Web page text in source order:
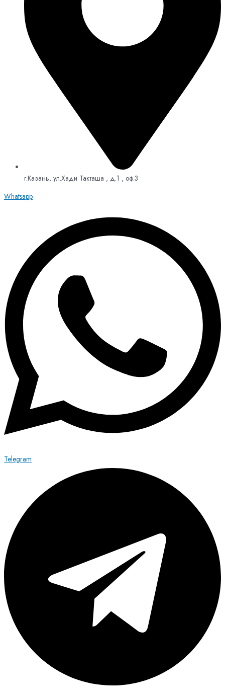
г.Казань, ул.Хади Такташа , д.1 , оф.3
Whatsapp
Telegram